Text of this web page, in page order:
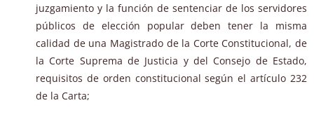
juzgamiento y la función de sentenciar de los servidores
públicos de elección popular deben tener la misma
calidad de una Magistrado de la Corte Constitucional, de
la Corte Suprema de Justicia y del Consejo de Estado,
requisitos de orden constitucional según el artículo 232
de la Carta;